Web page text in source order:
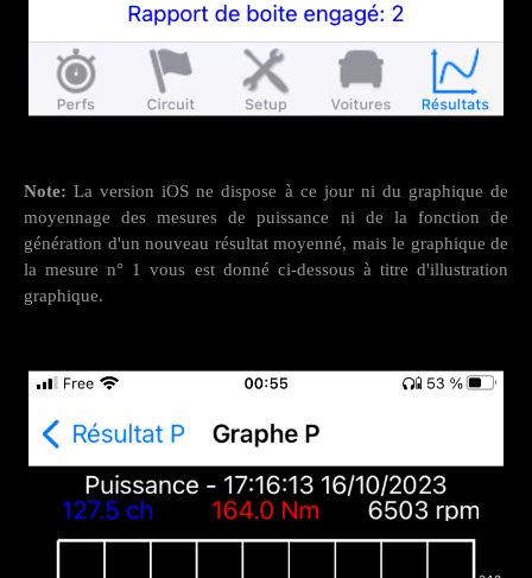
Note: La version iOS ne dispose à ce jour ni du graphique de
moyennage des mesures de puissance ni de la fonction de
génération d'un nouveau résultat moyenné, mais le graphique de
la mesure n° 1 vous est donné ci-dessous à titre d'illustration
graphique.